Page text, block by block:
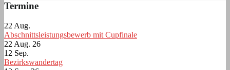
Termine
22 Aug.
Abschnittsleistungsbewerb mit Cupfinale
22 Aug. 26
12 Sep.
Bezirkswandertag